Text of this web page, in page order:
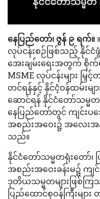
နေပြည်တော်၊ ဇွန် ၉ ရက်။
လုပ်ငန်းစဉ်ဖြစ်သည့် နိုင်
အေးချမ်းရေးအတွက် စိုက်
MSME လုပ်ငန်းများ မ
တင်ရန်နှင့် နိုင်ငံ့ဝန်ထမ်းမ
ဆောင်ရန် နိုင်ငံတော်သမ္မ
နေပြည်တော်တွင် ကျင်းပ
အစည်းအဝေး၌ အလေးအ
သည်။
နိုင်ငံတော်သမ္မတရုံးတော်
အစည်းအဝေးခန်းမ၌ က
ဒုတိယသမ္မတများဖြစ်ကြ
ပြည်ထောင်စုဝန်ကြီးမျာ